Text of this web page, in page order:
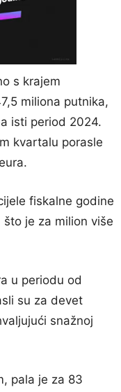
s krajem
miliona putnika,
isti period 2024.
kvartalu porasle
fiskalne godine
je za milion više
u periodu od
su za devet
snažnoj
pala je za 83